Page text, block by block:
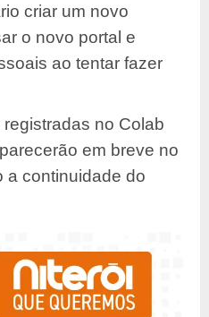
criar um novo
o novo portal e
ao tentar fazer
no Colab
em breve no
a continuidade do